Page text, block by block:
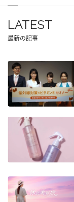
LATEST
最新の記事